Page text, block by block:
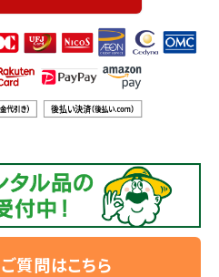
受付質問はこちら